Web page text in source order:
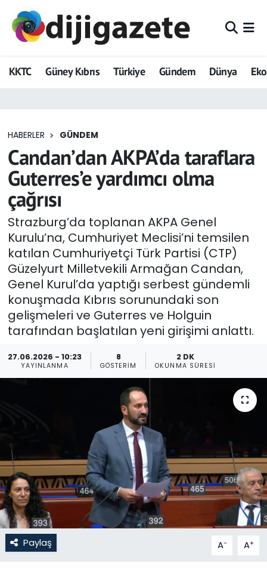
KKTC Güney Kıbrıs Türkiye Gündem Dünya
HABERLER GÜNDEM
Candan’dan AKPA’da taraflara
Guterres’e yardımcı olma
çağrısı
Strazburg’da toplanan AKPA Genel
Kurulu’na, Cumhuriyet Meclisi’ni temsilen
katılan Cumhuriyetçi Türk Partisi (CTP)
Güzelyurt Milletvekili Armağan Candan,
Genel Kurul’da yaptığı serbest gündemli
konuşmada Kıbrıs sorunundaki son
gelişmeleri ve Guterres ve Holguin
tarafından başlatılan yeni girişimi anlattı.
27.06.2026 - 10:23
YAYINLANMA
8
GÖSTERIM
2 DK
OKUNMA SÜRESI
Paylaş A- A+
ADVERTORIAL
Dijigazete
Eğitim
Ekonomi
Foto Galeri
GEZİ
Güncel
Gündem
KKTC
KKTC YEREL SEÇİM 2018
Kültür Sanat
Nöbetçi Eczaneler
Otomobil Dünyası
Politika
Hava Durumu
Trafik Durumu
Tüm Manşetler
Son Dakika Haberleri
Haber Arşivi